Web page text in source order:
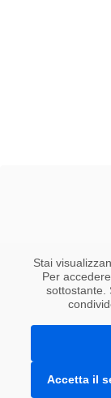
Stai
Per
sottostante.
Accetta il